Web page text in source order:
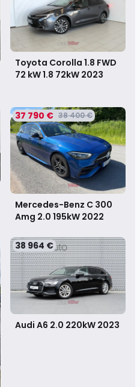
Toyota Corolla 1.8 FWD
72 kW 1.8 72kW 2023
37 790 € 38 400 €
Mercedes-Benz C 300
Amg 2.0 195kW 2022
38 964 €
Audi A6 2.0 220kW 2023